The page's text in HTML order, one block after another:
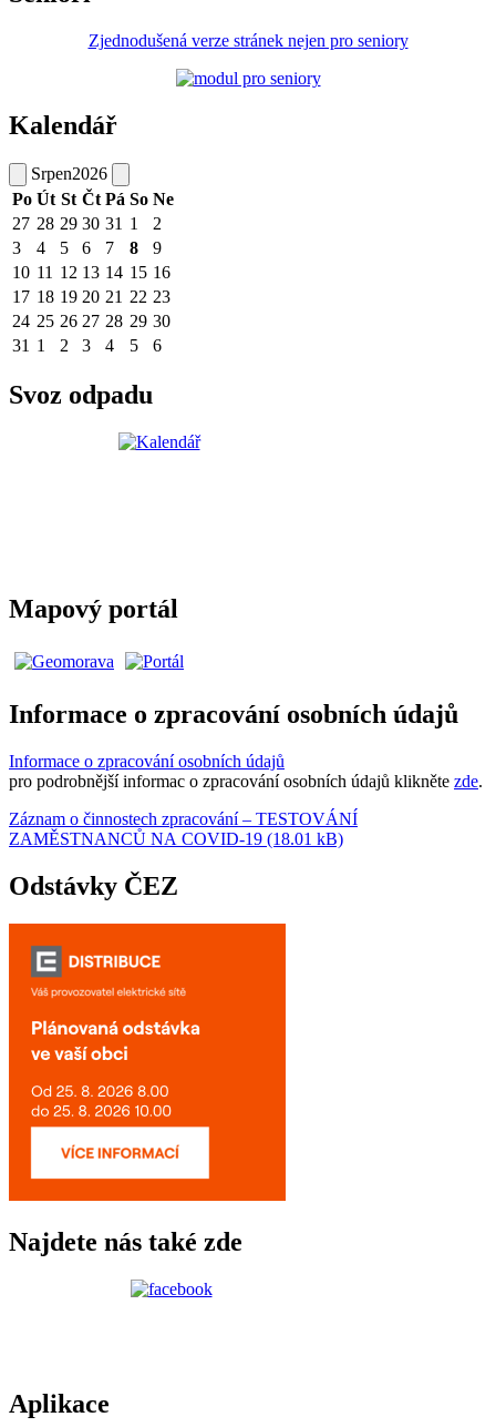
Zjednodušená verze stránek nejen pro seniory
Kalendář
Srpen2026
Po Út St Čt Pá So Ne
27 28 29 30 31 1
2
3
4 5 6 7 8
9
10 11 12 13 14 15 16
17 18 19 20 21 22 23
24 25 26 27 28 29 30
31 1 2 3 4 5 6
Svoz odpadu
Mapový portál
Informace o zpracování osobních údajů
Informace o zpracování osobních údajů
pro podrobnější informac o zpracování osobních údajů klikněte zde.
Záznam o činnostech zpracování – TESTOVÁNÍ
ZAMĚSTNANCŮ NA COVID-19 (18.01 kB)
Odstávky ČEZ
Najdete nás také zde
Aplikace